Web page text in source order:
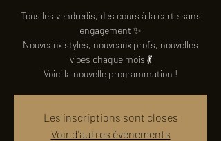
Tous les vendredis, des cours à la carte sans
engagement ✨
Nouveaux styles, nouveaux profs, nouvelles
vibes chaque mois 💃
Voici la nouvelle programmation !
Les inscriptions sont closes
Voir d'autres événements